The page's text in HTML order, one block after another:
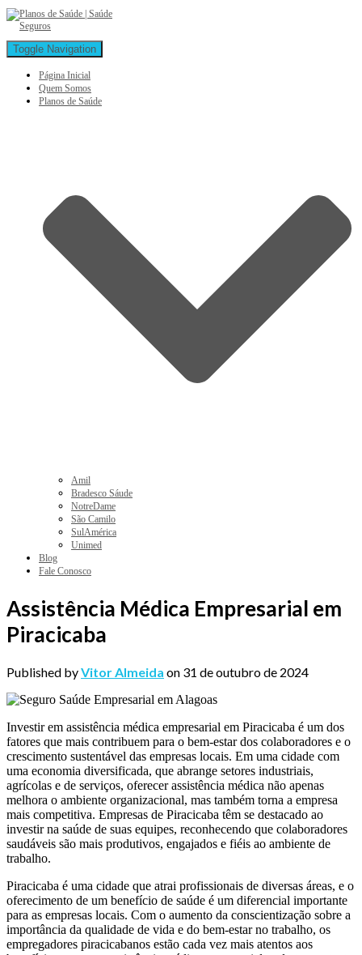
Toggle Navigation
Página Inicial
Quem Somos
Planos de Saúde
Amil
Bradesco Sáude
NotreDame
São Camilo
SulAmérica
Unimed
Blog
Fale Conosco
Assistência Médica Empresarial em
Piracicaba
Published byVitor Almeida on 31 de outubro de 2024
Investir em assistência médica empresarial em Piracicaba é um dos
fatores que mais contribuem para o bem-estar dos colaboradores e o
crescimento sustentável das empresas locais. Em uma cidade com
uma economia diversificada, que abrange setores industriais,
agrícolas e de serviços, oferecer assistência médica não apenas
melhora o ambiente organizacional, mas também torna a empresa
mais competitiva. Empresas de Piracicaba têm se destacado ao
investir na saúde de suas equipes, reconhecendo que colaboradores
saudáveis são mais produtivos, engajados e fiéis ao ambiente de
trabalho.
Piracicaba é uma cidade que atrai profissionais de diversas áreas, e o
oferecimento de um benefício de saúde é um diferencial importante
para as empresas locais. Com o aumento da conscientização sobre a
importância da qualidade de vida e do bem-estar no trabalho, os
empregadores piracicabanos estão cada vez mais atentos aos